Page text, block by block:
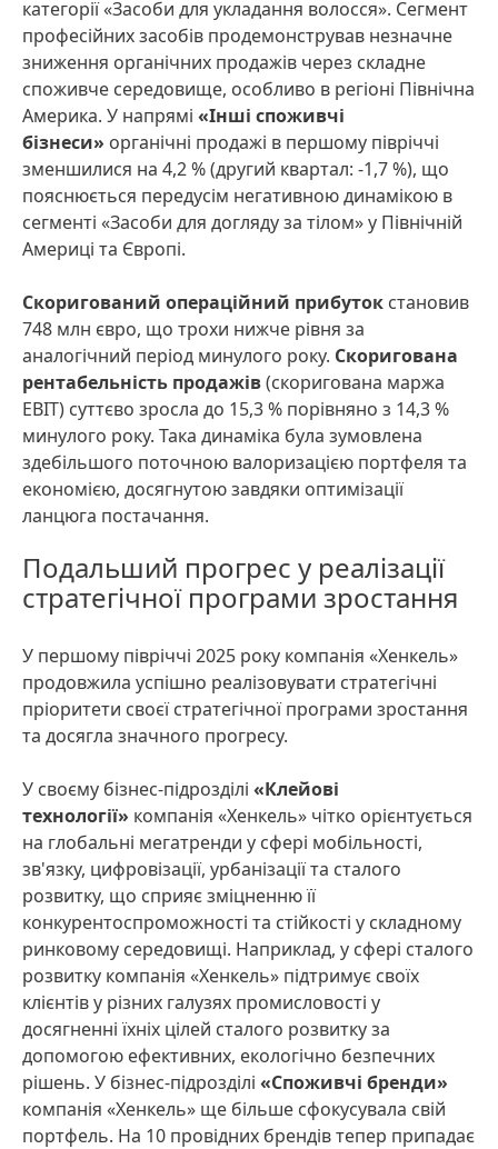
категорії «Засоби для укладання волосся». Сегмент
професійних засобів продемонстрував незначне
зниження органічних продажів через складне
споживче середовище, особливо в регіоні Північна
Америка. У напрямі «Інші споживчі
бізнеси» органічні продажі в першому півріччі
зменшилися на 4,2 % (другий квартал: -1,7 %), що
пояснюється передусім негативною динамікою в
сегменті «Засоби для догляду за тілом» у Північній
Америці та Європі.
Скоригований операційний прибуток становив
748 млн євро, що трохи нижче рівня за
аналогічний період минулого року. Скоригована
рентабельність продажів(скоригована маржа
EBIT) суттєво зросла до 15,3 % порівняно з 14,3 %
минулого року. Така динаміка була зумовлена
здебільшого поточною валоризацією портфеля та
економією, досягнутою завдяки оптимізації
ланцюга постачання.
Подальший прогрес у реалізації
стратегічної програми зростання
У першому півріччі 2025 року компанія «Хенкель»
продовжила успішно реалізовувати стратегічні
пріоритети своєї стратегічної програми зростання
та досягла значного прогресу.
У своєму бізнес-підрозділі «Клейові
технології» компанія «Хенкель» чітко орієнтується
на глобальні мегатренди у сфері мобільності,
зв'язку, цифровізації, урбанізації та сталого
розвитку, що сприяє зміцненню її
конкурентоспроможності та стійкості у складному
ринковому середовищі. Наприклад, у сфері сталого
розвитку компанія «Хенкель» підтримує своїх
клієнтів у різних галузях промисловості у
досягненні їхніх цілей сталого розвитку за
допомогою ефективних, екологічно безпечних
рішень. У бізнес-підрозділі «Споживчі бренди»
компанія «Хенкель» ще більше сфокусувала свій
портфель. На 10 провідних брендів тепер припадає